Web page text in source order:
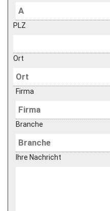
PLZ
Ort
Firma
Branche
Ihre Nachricht